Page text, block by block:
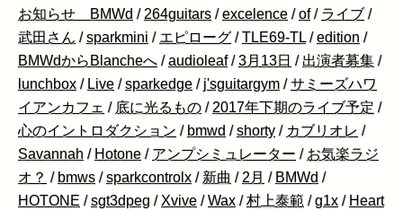
お知らせ BMWd / 264guitars /excelence /of / ライブ /
武田さん /sparkmini / エピローグ /TLE69-TL /edition /
BMWdからBlancheへ /audioleaf /3月13日 / 出演者募集 /
lunchbox / Live /sparkedge / j'sguitargym /サミーズハワ
イアンカフェ / 底に光るもの / 2017年下期のライブ予定 /
心のイントロダクション / bmwd /shorty / カブリオレ /
Savannah / Hotone / アンプシミュレーター / お気楽ラジ
オ？ / bmws /sparkcontrolx / 新曲 / 2月 / BMWd /
HOTONE /sgt3dpeg / Xvive /Wax /村上泰範 /g1x / Heart